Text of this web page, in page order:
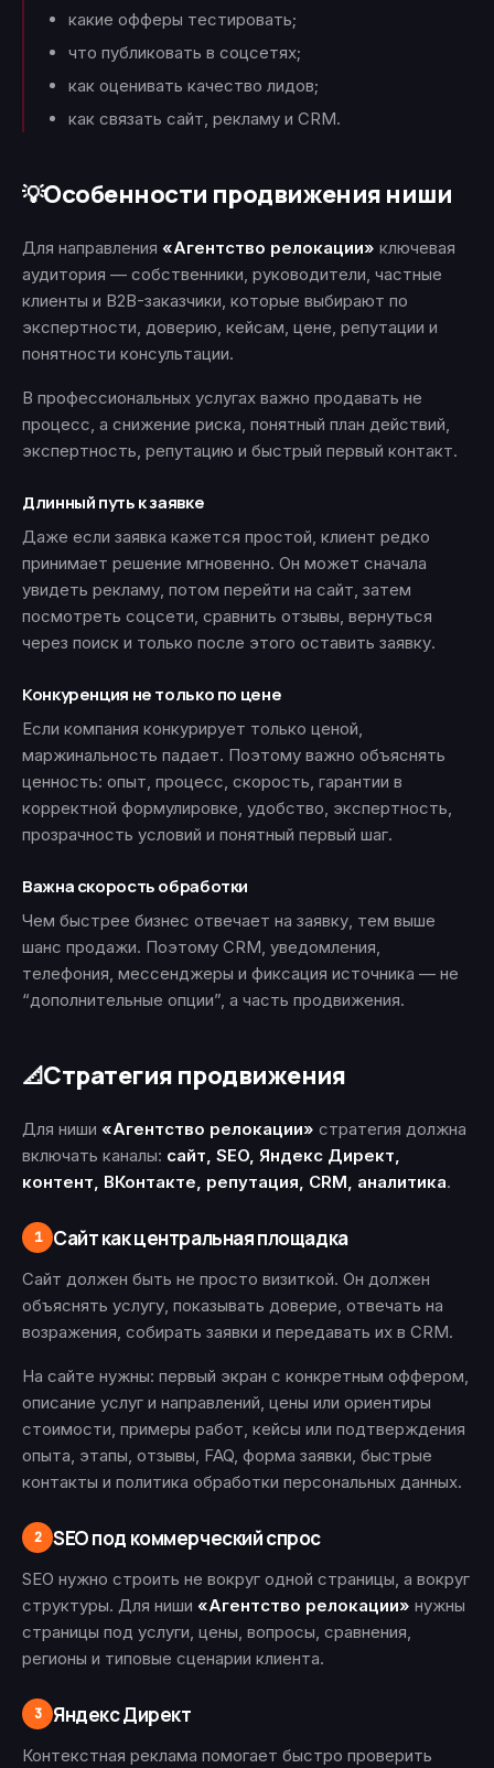
какие офферы тестировать;
что публиковать в соцсетях;
как оценивать качество лидов;
как связать сайт, рекламу и CRM.
💡Особенности продвижения ниши
Для направления «Агентство релокации» ключевая
аудитория — собственники, руководители, частные
клиенты и B2B-заказчики, которые выбирают по
экспертности, доверию, кейсам, цене, репутации и
понятности консультации.
В профессиональных услугах важно продавать не
процесс, а снижение риска, понятный план действий,
экспертность, репутацию и быстрый первый контакт.
Длинный путь к заявке
Даже если заявка кажется простой, клиент редко
принимает решение мгновенно. Он может сначала
увидеть рекламу, потом перейти на сайт, затем
посмотреть соцсети, сравнить отзывы, вернуться
через поиск и только после этого оставить заявку.
Конкуренция не только по цене
Если компания конкурирует только ценой,
маржинальность падает. Поэтому важно объяснять
ценность: опыт, процесс, скорость, гарантии в
корректной формулировке, удобство, экспертность,
прозрачность условий и понятный первый шаг.
Важна скорость обработки
Чем быстрее бизнес отвечает на заявку, тем выше
шанс продажи. Поэтому CRM, уведомления,
телефония, мессенджеры и фиксация источника — не
“дополнительные опции”, а часть продвижения.
📐Стратегия продвижения
Для ниши «Агентство релокации» стратегия должна
включать каналы: сайт, SEO, Яндекс Директ,
контент, ВКонтакте, репутация, CRM, аналитика.
1 Сайт как центральная площадка
Сайт должен быть не просто визиткой. Он должен
объяснять услугу, показывать доверие, отвечать на
возражения, собирать заявки и передавать их в CRM.
На сайте нужны: первый экран с конкретным оффером,
описание услуг и направлений, цены или ориентиры
стоимости, примеры работ, кейсы или подтверждения
опыта, этапы, отзывы, FAQ, форма заявки, быстрые
контакты и политика обработки персональных данных.
2 SEO под коммерческий спрос
SEO нужно строить не вокруг одной страницы, а вокруг
структуры. Для ниши «Агентство релокации» нужны
страницы под услуги, цены, вопросы, сравнения,
регионы и типовые сценарии клиента.
3 Яндекс Директ
Контекстная реклама помогает быстро проверить